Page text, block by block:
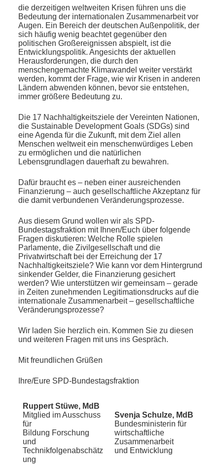
die derzeitigen weltweiten Krisen führen uns die
Bedeutung der internationalen Zusammenarbeit vor
Augen. Ein Bereich der deutschen Außenpolitik, der
sich häufig wenig beachtet gegenüber den
politischen Großereignissen abspielt, ist die
Entwicklungspolitik. Angesichts der aktuellen
Herausforderungen, die durch den
menschengemachte Klimawandel weiter verstärkt
werden, kommt der Frage, wie wir Krisen in anderen
Ländern abwenden können, bevor sie entstehen,
immer größere Bedeutung zu.
Die 17 Nachhaltigkeitsziele der Vereinten Nationen,
die Sustainable Development Goals (SDGs) sind
eine Agenda für die Zukunft, mit dem Ziel allen
Menschen weltweit ein menschenwürdiges Leben
zu ermöglichen und die natürlichen
Lebensgrundlagen dauerhaft zu bewahren.
Dafür braucht es – neben einer ausreichenden
Finanzierung – auch gesellschaftliche Akzeptanz für
die damit verbundenen Veränderungsprozesse.
Aus diesem Grund wollen wir als SPD-
Bundestagsfraktion mit Ihnen/Euch über folgende
Fragen diskutieren: Welche Rolle spielen
Parlamente, die Zivilgesellschaft und die
Privatwirtschaft bei der Erreichung der 17
Nachhaltigkeitsziele? Wie kann vor dem Hintergrund
sinkender Gelder, die Finanzierung gesichert
werden? Wie unterstützen wir gemeinsam – gerade
in Zeiten zunehmenden Legitimationsdrucks auf die
internationale Zusammenarbeit – gesellschaftliche
Veränderungsprozesse?
Wir laden Sie herzlich ein. Kommen Sie zu diesen
und weiteren Fragen mit uns ins Gespräch.
Mit freundlichen Grüßen
Ihre/Eure SPD-Bundestagsfraktion
Ruppert Stüwe, MdB
Mitglied im Ausschuss
für
Bildung Forschung
und
Technikfolgenabschätz
ung
Svenja Schulze, MdB
Bundesministerin für
wirtschaftliche
Zusammenarbeit
und Entwicklung